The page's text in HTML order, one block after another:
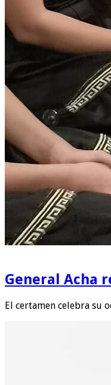
General Acha
El certamen celebra su